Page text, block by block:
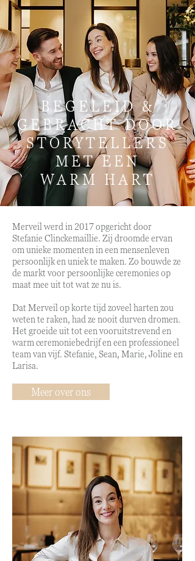
BEGELEID &
GEBRACHT DOOR
STORYTELLERS
MET EEN
WARM HART
Merveil werd in 2017 opgericht door
Stefanie Clinckemaillie. Zij droomde ervan
om unieke momenten in een mensenleven
persoonlijk en uniek te maken. Zo bouwde ze
de markt voor persoonlijke ceremonies op
maat mee uit tot wat ze nu is.
Dat Merveil op korte tijd zoveel harten zou
weten te raken, had ze nooit durven dromen.
Het groeide uit tot een vooruitstrevend en
warm ceremoniebedrijf en een professioneel
team van vijf. Stefanie, Sean, Marie, Joline en
Larisa.
Meer over ons